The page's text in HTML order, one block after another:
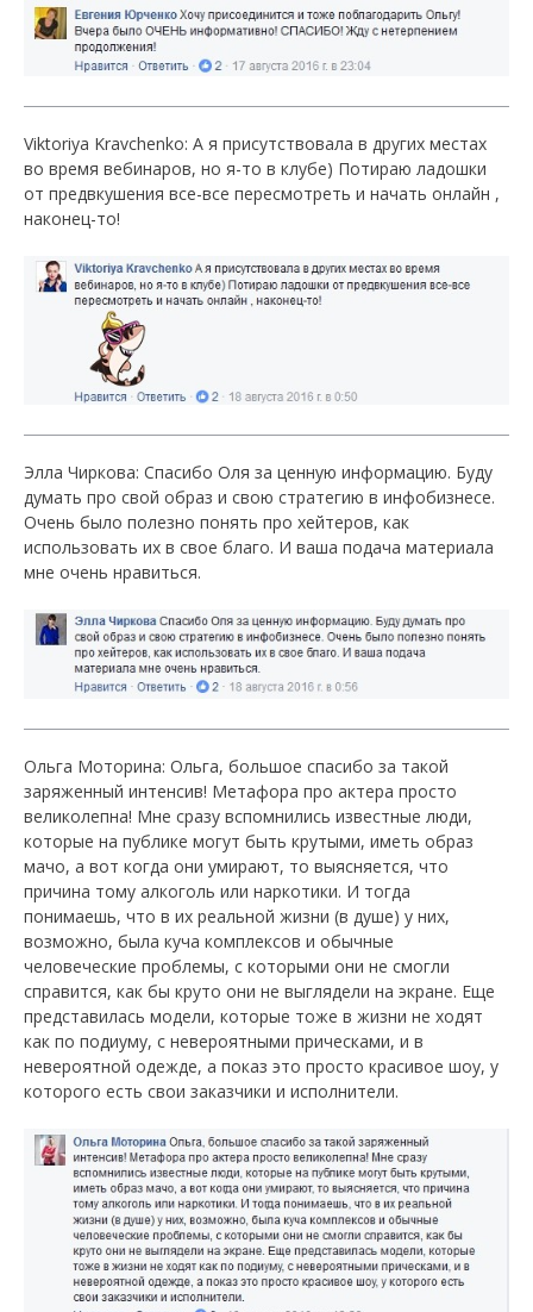
Viktoriya Kravchenko: А я присутствовала в других местах
во время вебинаров, но я-то в клубе) Потираю ладошки
от предвкушения все-все пересмотреть и начать онлайн ,
наконец-то!
Элла Чиркова: Спасибо Оля за ценную информацию. Буду
думать про свой образ и свою стратегию в инфобизнесе.
Очень было полезно понять про хейтеров, как
использовать их в свое благо. И ваша подача материала
мне очень нравиться.
Ольга Моторина: Ольга, большое спасибо за такой
заряженный интенсив! Метафора про актера просто
великолепна! Мне сразу вспомнились известные люди,
которые на публике могут быть крутыми, иметь образ
мачо, а вот когда они умирают, то выясняется, что
причина тому алкоголь или наркотики. И тогда
понимаешь, что в их реальной жизни (в душе) у них,
возможно, была куча комплексов и обычные
человеческие проблемы, с которыми они не смогли
справится, как бы круто они не выглядели на экране. Еще
представилась модели, которые тоже в жизни не ходят
как по подиуму, с невероятными прическами, и в
невероятной одежде, а показ это просто красивое шоу, у
которого есть свои заказчики и исполнители.